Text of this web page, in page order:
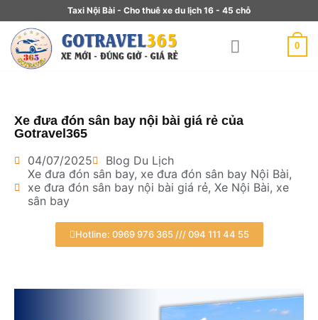
Taxi Nội Bài - Cho thuê xe du lịch 16 - 45 chỗ
0
Xe đưa đón sân bay nội bài giá rẻ của
Gotravel365
04/07/2025
Blog Du Lịch
Xe đưa đón sân bay, xe đưa đón sân bay Nội Bài,
xe đưa đón sân bay nội bài giá rẻ, Xe Nội Bài, xe
sân bay
Hotline: 0969 976 365 /// 094 111 44 55